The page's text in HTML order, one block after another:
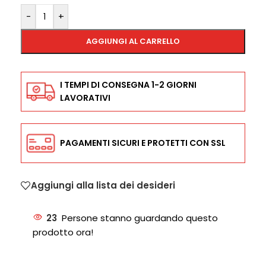
- +
AGGIUNGI AL CARRELLO
I TEMPI DI CONSEGNA 1-2 GIORNI
LAVORATIVI
PAGAMENTI SICURI E PROTETTI CON SSL
Aggiungi alla lista dei desideri
23 Persone stanno guardando questo
prodotto ora!